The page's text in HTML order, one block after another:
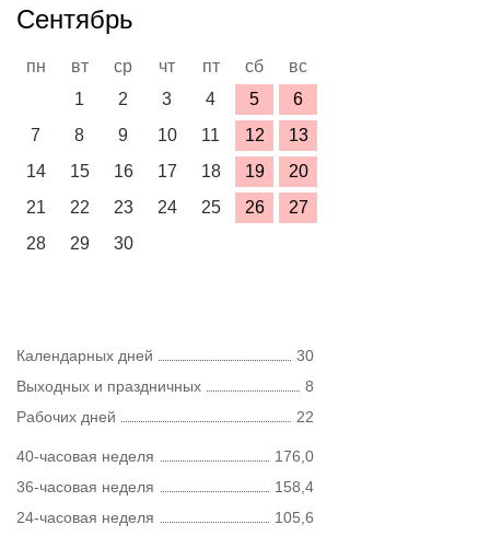
Сентябрь
пн вт ср чт пт сб
вс
1
2 3 4 5
6
7
8 9 10 11 12
13
14
15 16 17 18 19
20
21
22 23 24 25 26
27
28
29 30
Календарных дней
30
Выходных и праздничных
8
Рабочих дней
22
40-часовая неделя
176,0
36-часовая неделя
158,4
24-часовая неделя
105,6